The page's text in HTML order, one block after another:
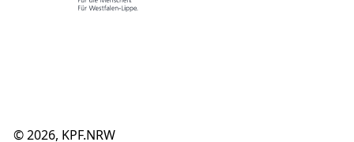
©2026, KPF.NRW